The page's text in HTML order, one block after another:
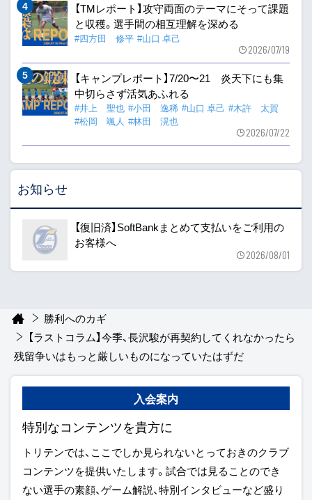
【TMレポート】攻守両面のテーマにそって課題
と収穫。選手間の相互理解を深める
#四方田 修平 #山口 卓己
2026/07/19
【キャンプレポート】7/20〜21 炎天下にも集
中切らさず活気あふれる
#井上 聖也 #小田 逸稀 #山口 卓己 #木許 太賀
#松岡 颯人 #林田 滉也
2026/07/22
お知らせ
【復旧済】SoftBankまとめて支払いをご利用の
お客様へ
2026/08/01
勝利へのカギ
【ラストコラム】今季、長沢駿が再契約してくれなかったら
残留争いはもっと厳しいものになっていたはずだ
入会案内
特別なコンテンツを貴方に
トリテンでは、ここでしか見られないとっておきのクラブ
コンテンツを提供いたします。試合では見ることのでき
ない選手の素顔、ゲーム解説、特別インタビューなど盛り